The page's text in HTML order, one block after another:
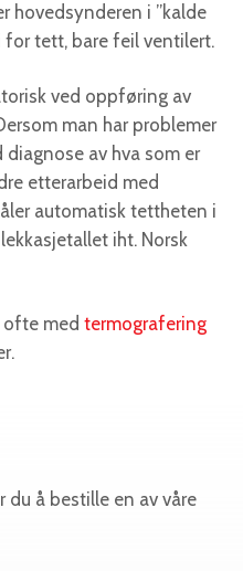
du å bestille en av våre
hovedsynderen i ”kalde
for tett, bare feil ventilert.
ved oppføring av
man har problemer
av hva som er
etterarbeid med
automatisk tettheten i
iht. Norsk
med termografering